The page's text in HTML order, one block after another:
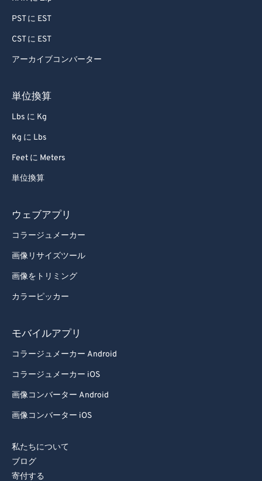
PST に EST
CST に EST
アーカイブコンバーター
単位換算
Lbs に Kg
Kg に Lbs
Feet に Meters
単位換算
ウェブアプリ
コラージュメーカー
画像リサイズツール
画像をトリミング
カラーピッカー
モバイルアプリ
コラージュメーカー Android
コラージュメーカー iOS
画像コンバーター Android
画像コンバーター iOS
私たちについて
ブログ
寄付する